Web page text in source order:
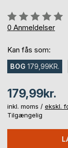
Anmeldelse::
0%
0 Anmeldelser
Kan fås som:
BOG 179,99KR.
179,99kr.
inkl. moms / ekskl.
Tilgængelig